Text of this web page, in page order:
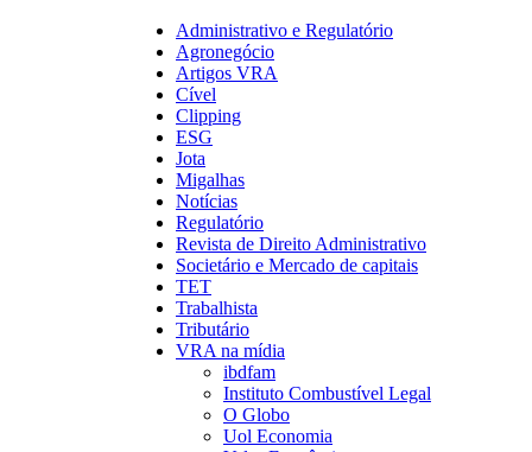
Administrativo e Regulatório
Agronegócio
Artigos VRA
Cível
Clipping
ESG
Jota
Migalhas
Notícias
Regulatório
Revista de Direito Administrativo
Societário e Mercado de capitais
TET
Trabalhista
Tributário
VRA na mídia
ibdfam
Instituto Combustível Legal
O Globo
Uol Economia